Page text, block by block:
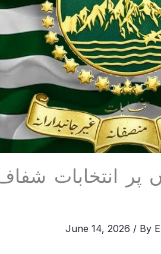
12 نشستوں پر انتخابات
June 14, 2026 / By